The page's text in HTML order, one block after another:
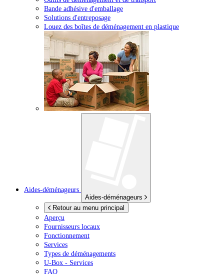
Bande adhésive d'emballage
Solutions d'entreposage
Louez des boîtes de déménagement en plastique
Aides-déménageurs
Aides-déménageurs
Retour au menu principal
Aperçu
Fournisseurs locaux
Fonctionnement
Services
Types de déménagements
U-Box - Services
FAQ